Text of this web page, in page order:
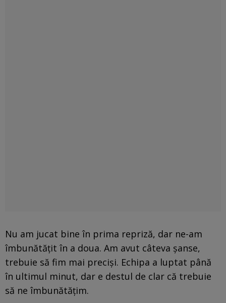
Nu am jucat bine în prima repriză, dar ne-am
îmbunătăţit în a doua. Am avut câteva şanse,
trebuie să fim mai precişi. Echipa a luptat până
în ultimul minut, dar e destul de clar că trebuie
să ne îmbunătăţim.